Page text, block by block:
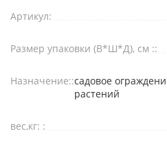
Артикул:
Размер упаковки (В*Ш*Д), см ::
Назначение::садовое
растений
вес,кг: :